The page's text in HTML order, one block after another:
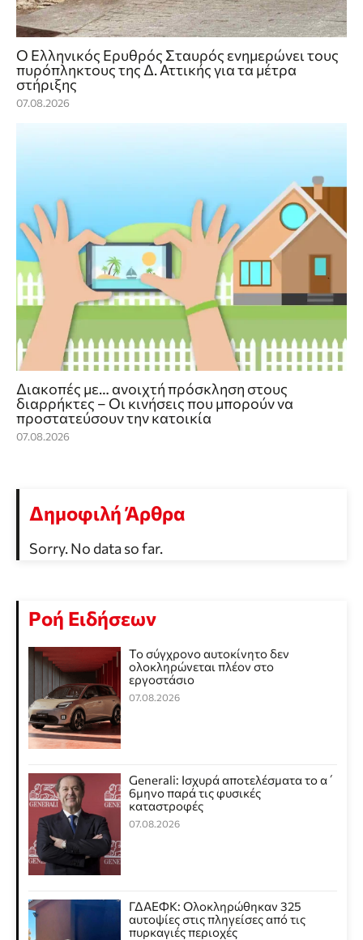
Ο Ελληνικός Ερυθρός Σταυρός ενημερώνει τους
πυρόπληκτους της Δ. Αττικής για τα μέτρα
στήριξης
07.08.2026
Διακοπές με… ανοιχτή πρόσκληση στους
διαρρήκτες – Οι κινήσεις που μπορούν να
προστατεύσουν την κατοικία
07.08.2026
Δημοφιλή Άρθρα
Sorry. No data so far.
Ροή Ειδήσεων
Το σύγχρονο αυτοκίνητο δεν
ολοκληρώνεται πλέον στο
εργοστάσιο
07.08.2026
Generali: Ισχυρά αποτελέσματα το α΄
6μηνο παρά τις φυσικές
καταστροφές
07.08.2026
ΓΔΑΕΦΚ: Ολοκληρώθηκαν 325
αυτοψίες στις πληγείσες από τις
πυρκαγιές περιοχές